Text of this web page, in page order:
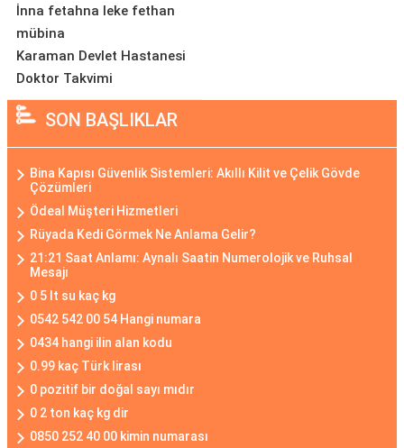
İnna fetahna leke fethan
mübina
Karaman Devlet Hastanesi
Doktor Takvimi
SON BAŞLIKLAR
Bina Kapısı Güvenlik Sistemleri: Akıllı Kilit ve Çelik Gövde
Çözümleri
Ödeal Müşteri Hizmetleri
Rüyada Kedi Görmek Ne Anlama Gelir?
21:21 Saat Anlamı: Aynalı Saatin Numerolojik ve Ruhsal
Mesajı
0 5 lt su kaç kg
0542 542 00 54 Hangi numara
0434 hangi ilin alan kodu
0.99 kaç Türk lirası
0 pozitif bir doğal sayı mıdır
0 2 ton kaç kg dir
0850 252 40 00 kimin numarası